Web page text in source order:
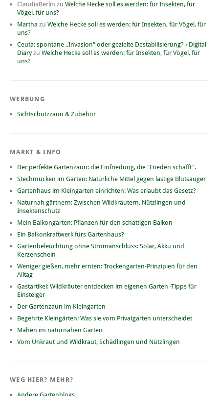
ClaudiaBerlin zu Welche Hecke soll es werden: für Insekten, für
Vögel, für uns?
Martha zu Welche Hecke soll es werden: für Insekten, für Vögel, für
uns?
Ceuta: spontane „Invasion“ oder gezielte Destabilisierung? › Digital
Diaryzu Welche Hecke soll es werden: für Insekten, für Vögel, für
uns?
WERBUNG
Sichtschutzzaun & Zubehör
MARKT & INFO
Der perfekte Gartenzaun: die Einfriedung, die "Frieden schafft".
Stechmücken im Garten: Natürliche Mittel gegen lästige Blutsauger
Gartenhaus im Kleingarten einrichten: Was erlaubt das Gesetz?
Naturnah gärtnern: Zwischen Wildkräutern, Nützlingen und
Insektenschutz
Mein Balkongarten: Pflanzen für den schattigen Balkon
Ein Balkonkraftwerk fürs Gartenhaus?
Gartenbeleuchtung ohne Stromanschluss: Solar, Akku und
Kerzenschein
Weniger gießen, mehr ernten: Trockengarten-Prinzipien für den
Alltag
Gastartikel: Wildkräuter entdecken im eigenen Garten -Tipps für
Einsteiger
Der Gartenzaun im Kleingarten
Begehrte Kleingärten: Was sie vom Privatgarten unterscheidet
Mähen im naturnahen Garten
Vom Unkraut und Wildkraut, Schädlingen und Nützlingen
WEG HIER? MEHR?